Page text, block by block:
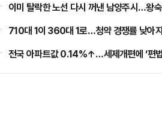
이미 탈락한 노선 다시 꺼낸 남양주시…왕숙
710대 1이 360대 1로…청약 경쟁률 낮아지
전국 아파트값 0.14%↑…세제개편에 ‘편